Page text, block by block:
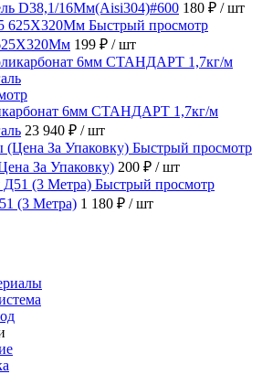
D38,1/16Мм(Aisi304)#600 180 ₽ / шт
Быстрый просмотр
199 ₽ / шт
6мм СТАНДАРТ 1,7кг/м
23 940 ₽ / шт
Быстрый просмотр
За Упаковку) 200 ₽ / шт
Быстрый просмотр
(3 Метра) 1 180 ₽ / шт